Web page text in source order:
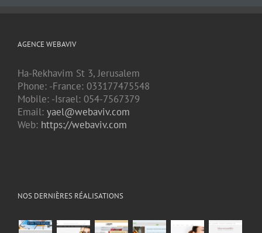
AGENCE WEBAVIV
Ha-Rekhavim St 3, Jerusalem
Phone: -France: 033177475548
Mobile: -Israel: 054-7567379
Email: yael@webaviv.com
Web: https://webaviv.com
NOS DERNIÈRES RÉALISATIONS